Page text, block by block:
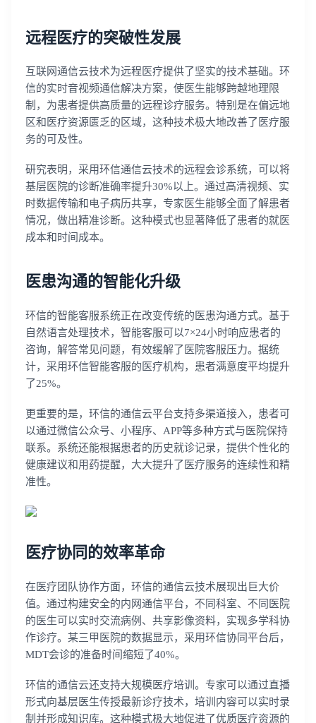
远程医疗的突破性发展
互联网通信云技术为远程医疗提供了坚实的技术基础。环
信的实时音视频通信解决方案，使医生能够跨越地理限
制，为患者提供高质量的远程诊疗服务。特别是在偏远地
区和医疗资源匮乏的区域，这种技术极大地改善了医疗服
务的可及性。
研究表明，采用环信通信云技术的远程会诊系统，可以将
基层医院的诊断准确率提升30%以上。通过高清视频、实
时数据传输和电子病历共享，专家医生能够全面了解患者
情况，做出精准诊断。这种模式也显著降低了患者的就医
成本和时间成本。
医患沟通的智能化升级
环信的智能客服系统正在改变传统的医患沟通方式。基于
自然语言处理技术，智能客服可以7×24小时响应患者的
咨询，解答常见问题，有效缓解了医院客服压力。据统
计，采用环信智能客服的医疗机构，患者满意度平均提升
了25%。
更重要的是，环信的通信云平台支持多渠道接入，患者可
以通过微信公众号、小程序、APP等多种方式与医院保持
联系。系统还能根据患者的历史就诊记录，提供个性化的
健康建议和用药提醒，大大提升了医疗服务的连续性和精
准性。
医疗协同的效率革命
在医疗团队协作方面，环信的通信云技术展现出巨大价
值。通过构建安全的内网通信平台，不同科室、不同医院
的医生可以实时交流病例、共享影像资料，实现多学科协
作诊疗。某三甲医院的数据显示，采用环信协同平台后，
MDT会诊的准备时间缩短了40%。
环信的通信云还支持大规模医疗培训。专家可以通过直播
形式向基层医生传授最新诊疗技术，培训内容可以实时录
制并形成知识库。这种模式极大地促进了优质医疗资源的